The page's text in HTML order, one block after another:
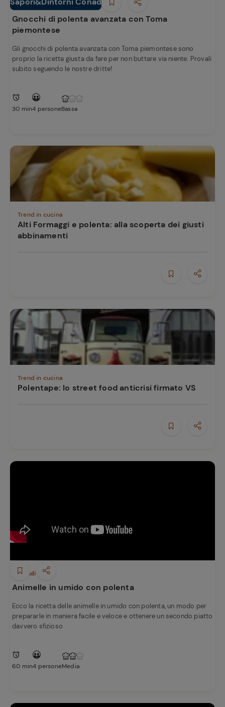
Primi piatti
Gnocchi di polenta avanzata con Toma
piemontese
Gli gnocchi di polenta avanzata con Toma piemontese sono
proprio la ricetta giusta da fare per non buttare via niente. Provali
subito seguendo le nostre dritte!
30 min4 personeBassa
Trend in cucina
Alti Formaggi e polenta: alla scoperta dei giusti
abbinamenti
Trend in cucina
Polentape: lo street food anticrisi firmato VS
Secondi piatti
Animelle in umido con polenta
Ecco la ricetta delle animelle in umido con polenta, un modo per
prepararle in maniera facile e veloce e ottenere un secondo piatto
davvero sfizioso
60 min4 personeMedia